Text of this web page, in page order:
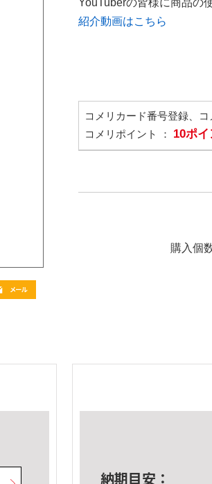
紹介動画はこちら
コメリカード番号登録、
コメリポイント ： 10ポ
購入個
納期目安：